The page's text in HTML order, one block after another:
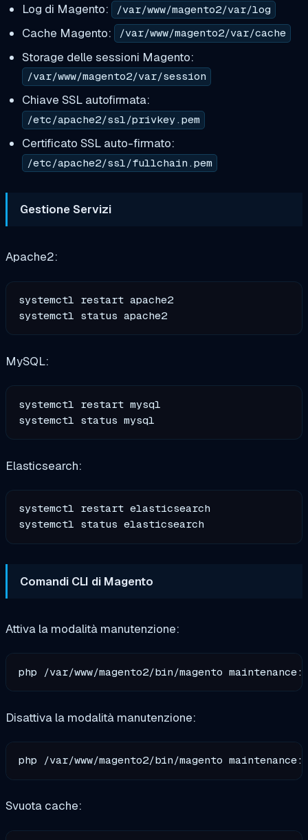
Log di Magento: /var/www/magento2/var/log
Cache Magento: /var/www/magento2/var/cache
Storage delle sessioni Magento:
/var/www/magento2/var/session
Chiave SSL autofirmata:
/etc/apache2/ssl/privkey.pem
Certificato SSL auto-firmato:
/etc/apache2/ssl/fullchain.pem
Gestione Servizi
Apache2:
systemctl restart apache2
MySQL:
systemctl restart mysql
Elasticsearch:
systemctl restart elasticsearch
Comandi CLI di Magento
Attiva la modalità manutenzione:
Disattiva la modalità manutenzione:
Svuota cache: